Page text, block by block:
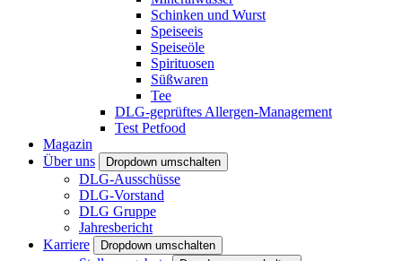
Schinken und Wurst
Speiseeis
Speiseöle
Spirituosen
Süßwaren
Tee
DLG-geprüftes Allergen-Management
Test Petfood
Magazin
Über uns
Dropdown umschalten
DLG-Ausschüsse
DLG-Vorstand
DLG Gruppe
Jahresbericht
Karriere
Dropdown umschalten